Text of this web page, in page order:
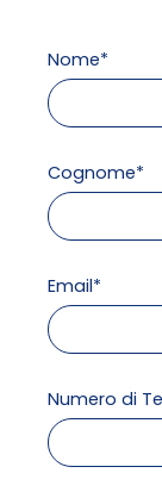
Nome*
Cognome*
Email*
Numero di